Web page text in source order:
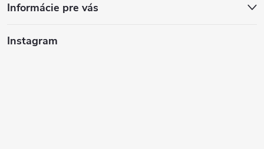
e
Informácie pre vás
Instagram